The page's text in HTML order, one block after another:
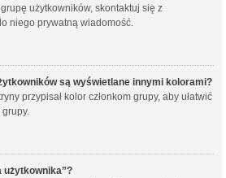
użytkowników, skontaktuj się z
niego prywatną wiadomość.
są wyświetlane innymi kolorami?
przypisał kolor członkom grupy, aby ułatwić
użytkownika”?